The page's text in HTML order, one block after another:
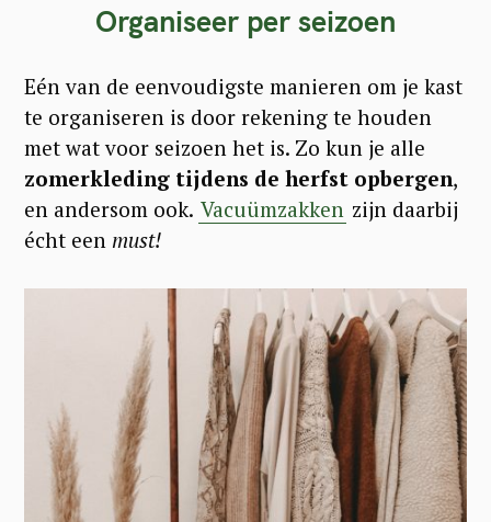
Organiseer per seizoen
Eén van de eenvoudigste manieren om je kast
te organiseren is door rekening te houden
met wat voor seizoen het is. Zo kun je alle
zomerkleding tijdens de herfst opbergen,
en andersom ook. Vacuümzakken zijn daarbij
écht een must!